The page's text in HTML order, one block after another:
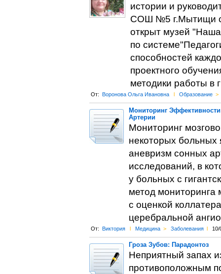
истории и
СОШ №5 г.Мытищи с
открыт музей
по
способностей
проектного
методики работы в
От: Воронова Ольга Ивановна l Образование >
Мониторинг
Артерии
Мониторинг
некоторых больных
аневризм сонных
исследований, в
у больных с
метод мониторинга
с оценкой
церебральной
От: Виктория l Медицина > Заболевания l 10/
Гроза Зубов: Парадонтоз
Неприятный запах
противоположным